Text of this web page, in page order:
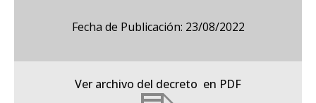
Fecha de Publicación: 23/08/2022
Ver archivo del decreto en PDF